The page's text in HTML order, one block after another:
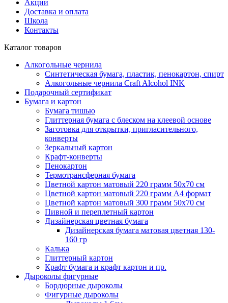
Акции
Доставка и оплата
Школа
Контакты
Каталог товаров
Алкогольные чернила
Синтетическая бумага, пластик, пенокартон, спирт
Алкогольные чернила Craft Alcohol INK
Подарочный сертификат
Бумага и картон
Бумага тишью
Глиттерная бумага с блеском на клеевой основе
Заготовка для открытки, пригласительного,
конверты
Зеркальный картон
Крафт-конверты
Пенокартон
Термотрансферная бумага
Цветной картон матовый 220 грамм 50х70 см
Цветной картон матовый 220 грамм A4 формат
Цветной картон матовый 300 грамм 50х70 см
Пивной и переплетный картон
Дизайнерская цветная бумага
Дизайнерская бумага матовая цветная 130-
160 гр
Калька
Глиттерный картон
Крафт бумага и крафт картон и пр.
Дыроколы фигурные
Бордюрные дыроколы
Фигурные дыроколы